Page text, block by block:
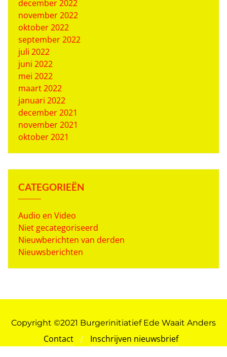
december 2022
november 2022
oktober 2022
september 2022
juli 2022
juni 2022
mei 2022
maart 2022
januari 2022
december 2021
november 2021
oktober 2021
CATEGORIEËN
Audio en Video
Niet gecategoriseerd
Nieuwberichten van derden
Nieuwsberichten
Copyright ©2021 Burgerinitiatief Ede Waait Anders
Contact
Inschrijven nieuwsbrief